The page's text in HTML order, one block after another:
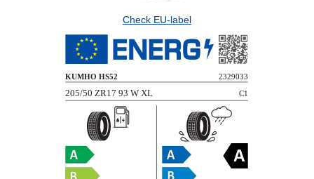
Check EU-label